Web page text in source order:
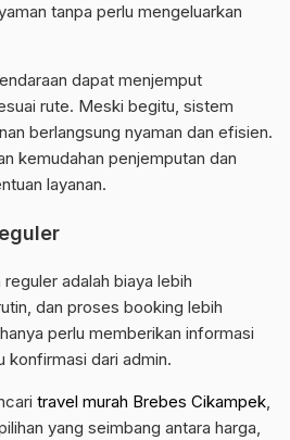
tanpa perlu mengeluarkan
dapat menjemput
rute. Meski begitu, sistem
berlangsung nyaman dan efisien.
kemudahan penjemputan dan
layanan.
adalah biaya lebih
dan proses booking lebih
perlu memberikan informasi
konfirmasi dari admin.
travel murah Brebes Cikampek,
yang seimbang antara harga,